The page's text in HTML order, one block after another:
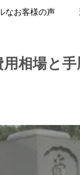
なお客様の声
相場と